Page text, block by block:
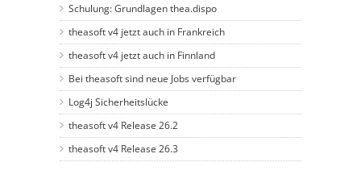
Schulung: Grundlagen thea.dispo
theasoft v4 jetzt auch in Frankreich
theasoft v4 jetzt auch in Finnland
Bei theasoft sind neue Jobs verfügbar
Log4j Sicherheitslücke
theasoft v4 Release 26.2
theasoft v4 Release 26.3